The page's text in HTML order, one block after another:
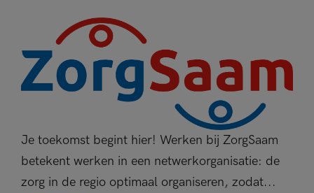
Je toekomst begint hier! Werken bij ZorgSaam
betekent werken in een netwerkorganisatie: de
zorg in de regio optimaal organiseren, zodat...